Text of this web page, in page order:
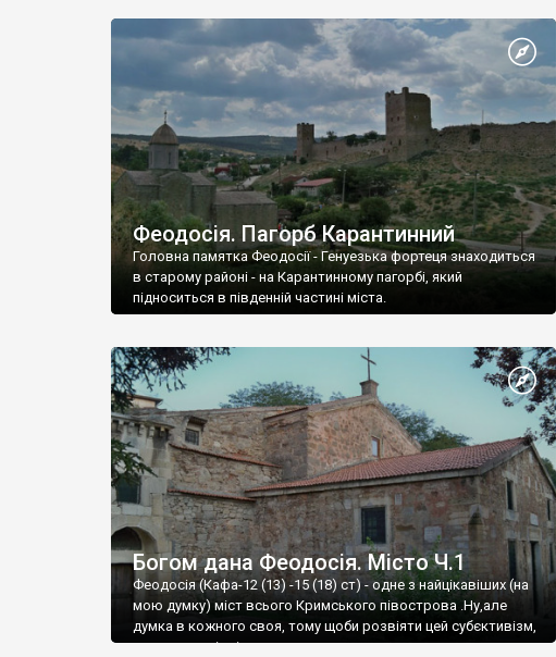
Феодосія. Пагорб Карантинний
Головна памятка Феодосії - Генуезька фортеця знаходиться
в старому районі - на Карантинному пагорбі, який
підноситься в південній частині міста.
Богом дана Феодосія. Місто Ч.1
Феодосія (Кафа-12 (13) -15 (18) ст) - одне з найцікавіших (на
мою думку) міст всього Кримського півострова .Ну,але
думка в кожного своя, тому щоби розвіяти цей субєктивізм,
запрошую відвідати це